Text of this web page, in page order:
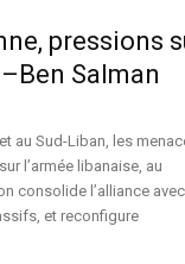
pressions
Salman
au Sud-Liban, les
l’armée libanaise, au
consolide l’alliance avec
et reconfigure